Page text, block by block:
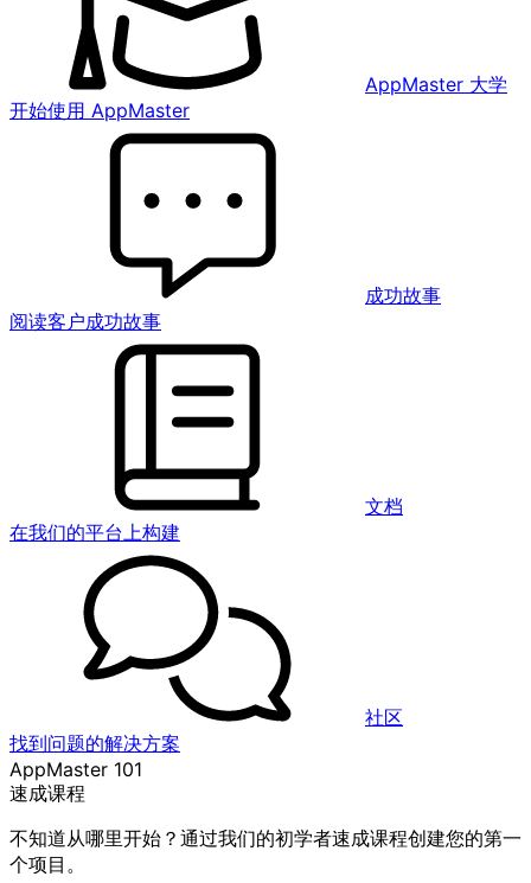
AppMaster 大学
开始使用 AppMaster
成功故事
阅读客户成功故事
文档
在我们的平台上构建
社区
找到问题的解决方案
AppMaster 101
速成课程
不知道从哪里开始？通过我们的初学者速成课程创建您的第一
个项目。